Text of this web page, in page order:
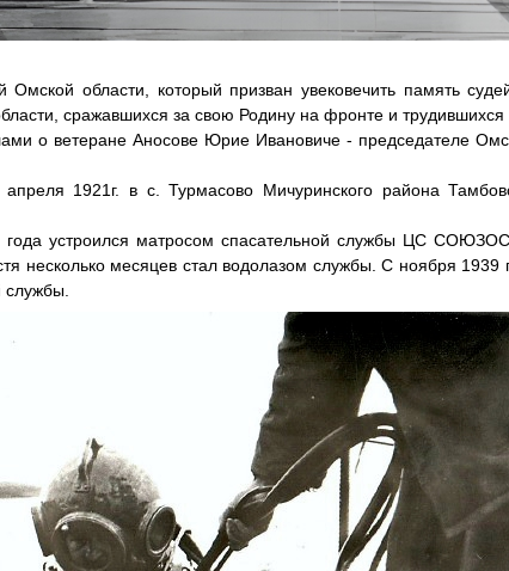
области, который призван увековечить память
сражавшихся за свою Родину на фронте и трудившихся
о ветеране Аносове Юрие Ивановиче - председателе
1921г. в с. Турмасово Мичуринского района
года устроился матросом спасательной службы ЦС
несколько месяцев стал водолазом службы. С ноября 1939
службы.